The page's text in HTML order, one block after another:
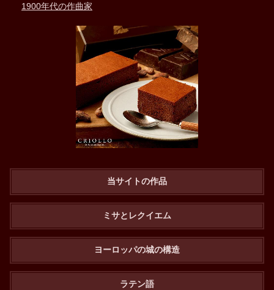
1900年代の作曲家
当サイトの作品
ミサとレクイエム
ヨーロッパの城の構造
ラテン語